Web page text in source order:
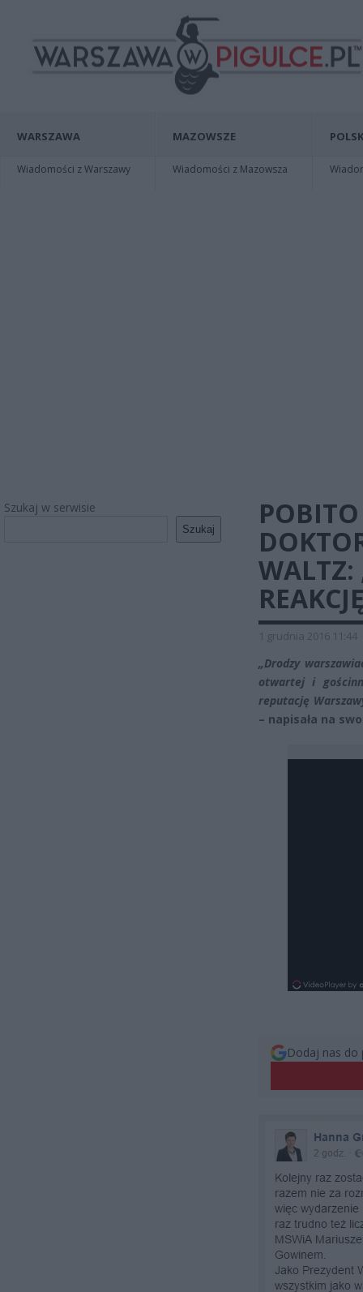
WARSZAWA
Wiadomości z Warszawy
MAZOWSZE
Wiadomości z Mazowsza
Szukaj w serwisie
Szukaj
WALTZ:
1 grudnia 2016 11:44
„Drodzy
otwartej i
reputację
– napisała na
Dodaj nas do